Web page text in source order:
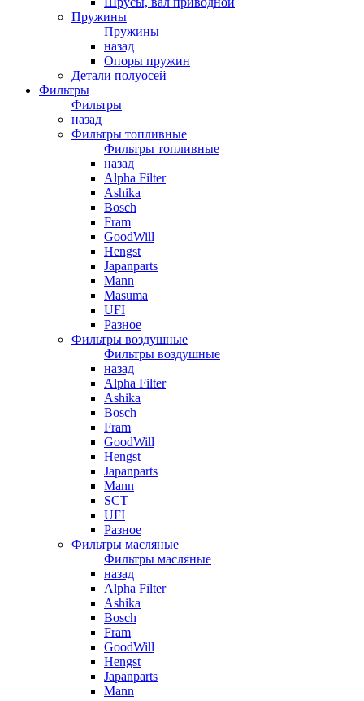
Пружины
Пружины
назад
Опоры пружин
Детали полуосей
Фильтры
Фильтры
назад
Фильтры топливные
Фильтры топливные
назад
Alpha Filter
Ashika
Bosch
Fram
GoodWill
Hengst
Japanparts
Mann
Masuma
UFI
Разное
Фильтры воздушные
Фильтры воздушные
назад
Alpha Filter
Ashika
Bosch
Fram
GoodWill
Hengst
Japanparts
Mann
SCT
UFI
Разное
Фильтры масляные
Фильтры масляные
назад
Alpha Filter
Ashika
Bosch
Fram
GoodWill
Hengst
Japanparts
Mann